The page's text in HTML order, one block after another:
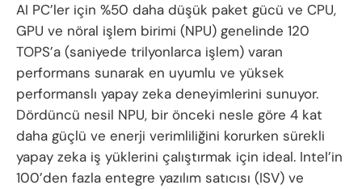
AI PC’ler için %50 daha düşük paket gücü ve CPU,
GPU ve nöral işlem birimi (NPU) genelinde 120
TOPS’a (saniyede trilyonlarca işlem) varan
performans sunarak en uyumlu ve yüksek
performanslı yapay zeka deneyimlerini sunuyor.
Dördüncü nesil NPU, bir önceki nesle göre 4 kat
daha güçlü ve enerji verimliliğini korurken sürekli
yapay zeka iş yüklerini çalıştırmak için ideal. Intel’in
100’den fazla entegre yazılım satıcısı (ISV) ve